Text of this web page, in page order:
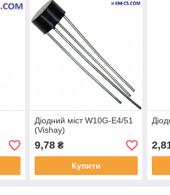
Діодний міст W10G-E4/51
(Vishay)
9,78₴
Купити